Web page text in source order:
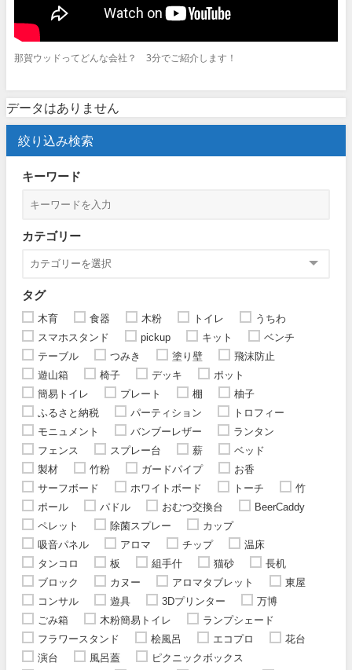
那賀ウッドってどんな会社？ 3分でご紹介します！
データはありません
絞り込み検索
キーワード
カテゴリー
タグ
木育 食器 木粉 トイレ
うちわ
スマホスタンド
pickup キット
ベンチ
テーブル
つみき 塗り壁
飛沫防止
遊山箱
椅子 デッキ
ポット
簡易トイレ
プレート 棚
柚子
ふるさと納税
パーティション
トロフィー
モニュメント
バンブーレザー
ランタン
フェンス
スプレー台 薪
ベッド
製材
竹粉 ガードパイプ
お香
サーフボード
ホワイトボード トーチ
竹
ポール
パドル おむつ交換台
BeerCaddy
ペレット
除菌スプレー
カップ
吸音パネル
アロマ チップ
温床
タンコロ
板 組手什 猫砂
長机
ブロック
カヌー アロマタブレット
東屋
コンサル
遊具 3Dプリンター
万博
ごみ箱
木粉簡易トイレ
ランプシェード
フラワースタンド
桧風呂 エコプロ
花台
演台
風呂蓋
ピクニックボックス